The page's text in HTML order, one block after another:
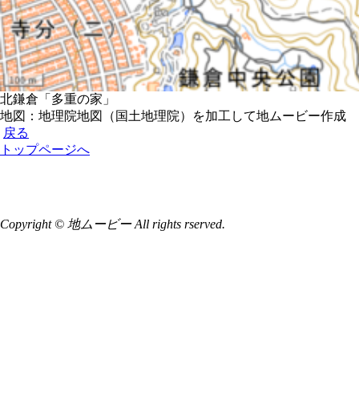
北鎌倉「多重の家」
地図：地理院地図（国土地理院）を加工して地ムービー作成
戻る
トップページへ
Copyright © 地ムービー All rights rserved.